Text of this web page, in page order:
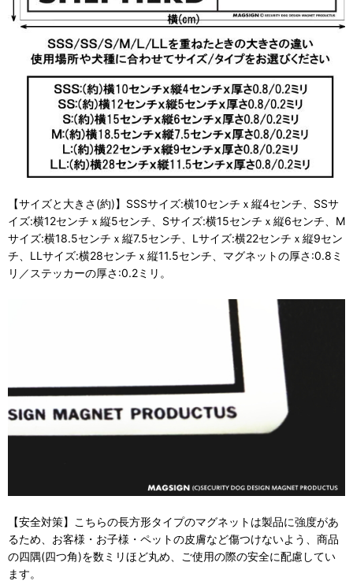
【サイズと大きさ(約)】SSSサイズ:横10センチｘ縦4センチ、SSサ
イズ:横12センチｘ縦5センチ、Sサイズ:横15センチｘ縦6センチ、M
サイズ:横18.5センチｘ縦7.5センチ、Lサイズ:横22センチｘ縦9セン
チ、LLサイズ:横28センチｘ縦11.5センチ、マグネットの厚さ:0.8ミ
リ／ステッカーの厚さ:0.2ミリ。
【安全対策】こちらの長方形タイプのマグネットは製品に強度があ
るため、お客様・お子様・ペットの皮膚など傷つけないよう、商品
の四隅(四つ角)を数ミリほど丸め、ご使用の際の安全に配慮してい
ます。